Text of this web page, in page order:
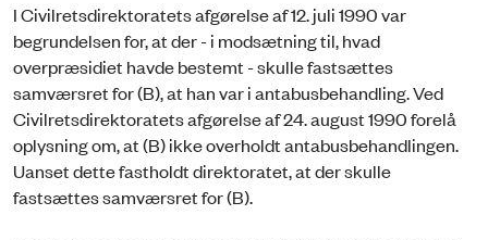
I Civilretsdirektoratets afgørelse af 12. juli 1990 var
begrundelsen for, at der - i modsætning til, hvad
overpræsidiet havde bestemt - skulle fastsættes
samværsret for (B), at han var i antabusbehandling. Ved
Civilretsdirektoratets afgørelse af 24. august 1990 forelå
oplysning om, at (B) ikke overholdt antabusbehandlingen.
Uanset dette fastholdt direktoratet, at der skulle
fastsættes samværsret for (B).